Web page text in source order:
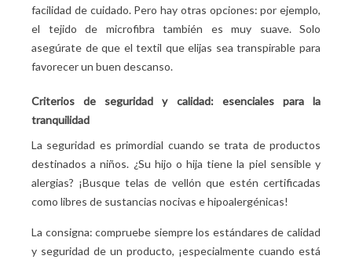
facilidad de cuidado. Pero hay otras opciones: por ejemplo,
el tejido de microfibra también es muy suave. Solo
asegúrate de que el textil que elijas sea transpirable para
favorecer un buen descanso.
Criterios de seguridad y calidad: esenciales para la
tranquilidad
La seguridad es primordial cuando se trata de productos
destinados a niños. ¿Su hijo o hija tiene la piel sensible y
alergias? ¡Busque telas de vellón que estén certificadas
como libres de sustancias nocivas e hipoalergénicas!
La consigna: compruebe siempre los estándares de calidad
y seguridad de un producto, ¡especialmente cuando está